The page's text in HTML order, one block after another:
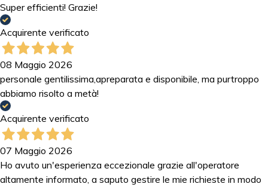
Super efficienti! Grazie!
Acquirente verificato
08 Maggio 2026
personale gentilissima,apreparata e disponibile, ma purtroppo
abbiamo risolto a metà!
Acquirente verificato
07 Maggio 2026
Ho avuto un'esperienza eccezionale grazie all'operatore
altamente informato, a saputo gestire le mie richieste in modo